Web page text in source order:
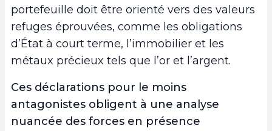
portefeuille doit être orienté vers des valeurs
refuges éprouvées, comme les obligations
d’État à court terme, l’immobilier et les
métaux précieux tels que l’or et l’argent.
Ces déclarations pour le moins
antagonistes obligent à une analyse
nuancée des forces en présence